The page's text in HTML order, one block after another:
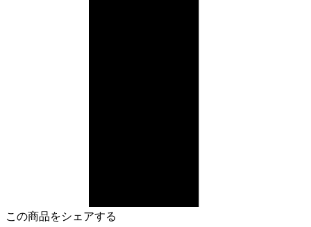
この商品をシェアする